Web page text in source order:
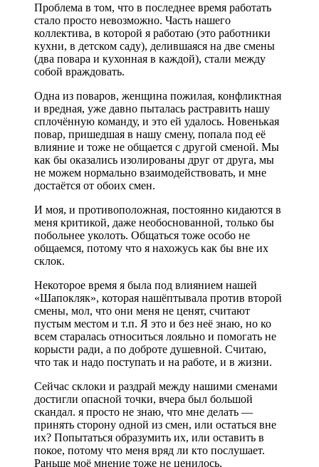
Проблема в том, что в последнее время работать
стало просто невозможно. Часть нашего
коллектива, в которой я работаю (это работники
кухни, в детском саду), делившаяся на две смены
(два повара и кухонная в каждой), стали между
собой враждовать.
Одна из поваров, женщина пожилая, конфликтная
и вредная, уже давно пыталась растравить нашу
сплочённую команду, и это ей удалось. Новенькая
повар, пришедшая в нашу смену, попала под её
влияние и тоже не общается с другой сменой. Мы
как бы оказались изолированы друг от друга, мы
не можем нормально взаимодействовать, и мне
достаётся от обоих смен.
И моя, и противоположная, постоянно кидаются в
меня критикой, даже необоснованной, только бы
побольнее уколоть. Общаться тоже особо не
общаемся, потому что я нахожусь как бы вне их
склок.
Некоторое время я была под влиянием нашей
«Шапокляк», которая нашёптывала против второй
смены, мол, что они меня не ценят, считают
пустым местом и т.п. Я это и без неё знаю, но ко
всем старалась относиться лояльно и помогать не
корысти ради, а по доброте душевной. Считаю,
что так и надо поступать и на работе, и в жизни.
Сейчас склоки и раздрай между нашими сменами
достигли опасной точки, вчера был большой
скандал. я просто не знаю, что мне делать —
принять сторону одной из смен, или остаться вне
их? Попытаться образумить их, или оставить в
покое, потому что меня вряд ли кто послушает.
Раньше моё мнение тоже не ценилось.